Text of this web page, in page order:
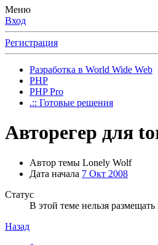
Меню
Вход
Регистрация
Разработка в World Wide Web
PHP
PHP Pro
.:: Готовые решения
Авторегер для
Автор темы Lonely Wolf
Дата начала 7 Окт 2008
Статус
В этой теме нельзя
Назад